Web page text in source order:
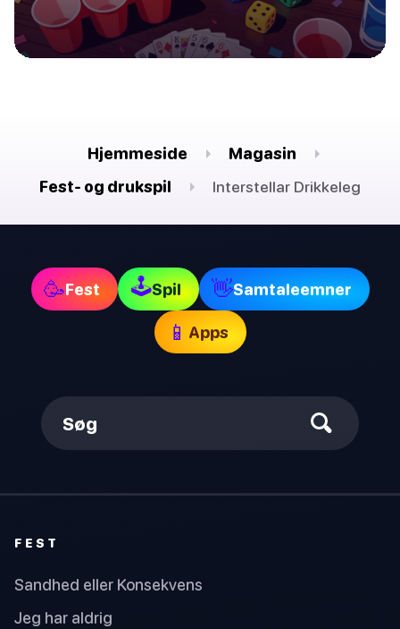
Hjemmeside
Magasin
Fest- og drukspil
Interstellar Drikkeleg
🥳Fest 🕹Spil 👋Samtaleemner
📱 Apps
Søg
FEST
Sandhed eller Konsekvens
Jeg har aldrig